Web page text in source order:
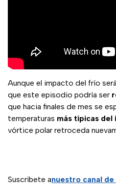
Aunque el impacto del frío
que este episodio podría ser
que hacia finales de mes se
temperaturas más típicas del
vórtice polar retroceda
Suscríbete anuestro canal